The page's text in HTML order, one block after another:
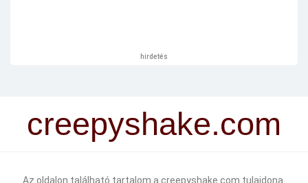
hirdetés
creepyshake.com
Az oldalon található tartalom a creepyshake.com tulajdona.